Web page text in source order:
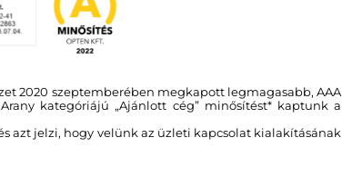
2020 szeptemberében megkapott legmagasabb, AAA
kategóriájú „Ajánlott cég” minősítést* kaptunk a
azt jelzi, hogy velünk az üzleti kapcsolat kialakításának